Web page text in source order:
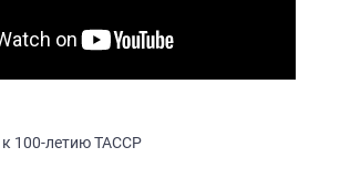
100-летию ТАССР